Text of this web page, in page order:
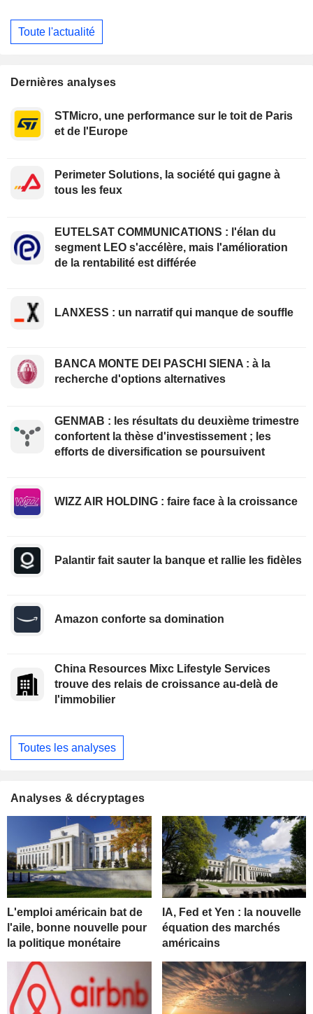
Toute l'actualité
Dernières analyses
STMicro, une performance sur le toit de Paris
et de l'Europe
Perimeter Solutions, la société qui gagne à
tous les feux
EUTELSAT COMMUNICATIONS : l'élan du
segment LEO s'accélère, mais l'amélioration
de la rentabilité est différée
LANXESS : un narratif qui manque de souffle
BANCA MONTE DEI PASCHI SIENA : à la
recherche d'options alternatives
GENMAB : les résultats du deuxième trimestre
confortent la thèse d'investissement ; les
efforts de diversification se poursuivent
WIZZ AIR HOLDING : faire face à la croissance
Palantir fait sauter la banque et rallie les fidèles
Amazon conforte sa domination
China Resources Mixc Lifestyle Services
trouve des relais de croissance au-delà de
l'immobilier
Toutes les analyses
Analyses & décryptages
L'emploi américain bat de
l'aile, bonne nouvelle pour
la politique monétaire
IA, Fed et Yen : la nouvelle
équation des marchés
américains